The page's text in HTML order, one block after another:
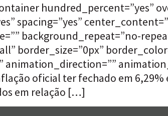
hundred_percent=”yes”
spacing=”yes”
background_repeat=”no-
border_size=”0px”
animation_direction=””
oficial ter fechado em
em relação […]